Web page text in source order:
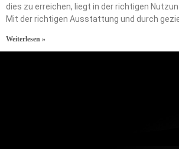
dies zu erreichen, liegt in der richtigen
Mit der richtigen Ausstattung und durch
Weiterlesen »